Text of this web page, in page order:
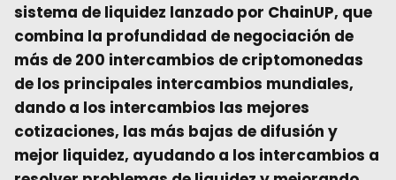
sistema de liquidez lanzado por ChainUP, que
combina la profundidad de negociación de
más de 200 intercambios de criptomonedas
de los principales intercambios mundiales,
dando a los intercambios las mejores
cotizaciones, las más bajas de difusión y
mejor liquidez, ayudando a los intercambios a